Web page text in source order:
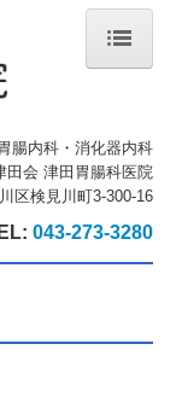
腸内科・消化器内科
田会 津田胃腸科医院
区検見川町3-300-16
043-273-3280